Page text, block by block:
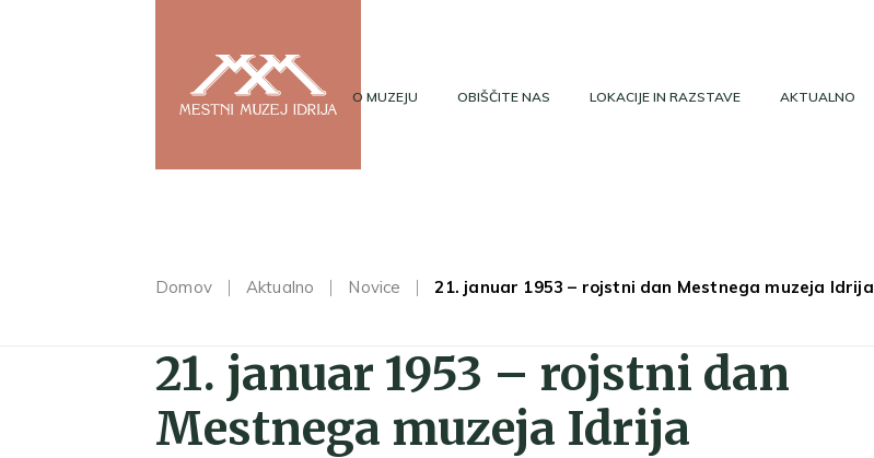
O MUZEJU OBIŠČITE NAS LOKACIJE IN RAZSTAVE AKTUALNO
Domov Aktualno Novice 21. januar 1953 – rojstni dan Mestnega muzeja Idrija
21. januar 1953 – rojstni dan
Mestnega muzeja Idrija